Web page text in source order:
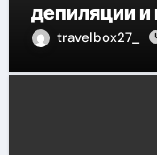
депиляции
travelbox27_